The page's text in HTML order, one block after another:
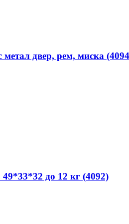
двер, рем, миска
до 12 кг (4092)